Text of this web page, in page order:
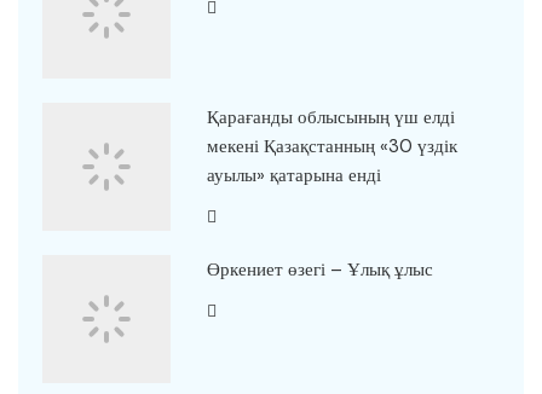
Қарағанды облысының үш елді
мекені Қазақстанның «30 үздік
ауылы» қатарына енді
Өркениет өзегі – Ұлық ұлыс